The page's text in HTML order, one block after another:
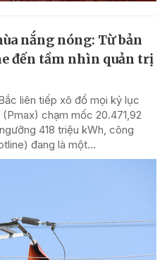
nắng nóng: Từ bản
đến tầm nhìn quản trị
liên tiếp xô đổ mọi kỷ lục
chạm mốc 20.471,92
418 triệu kWh, công
đang là một...